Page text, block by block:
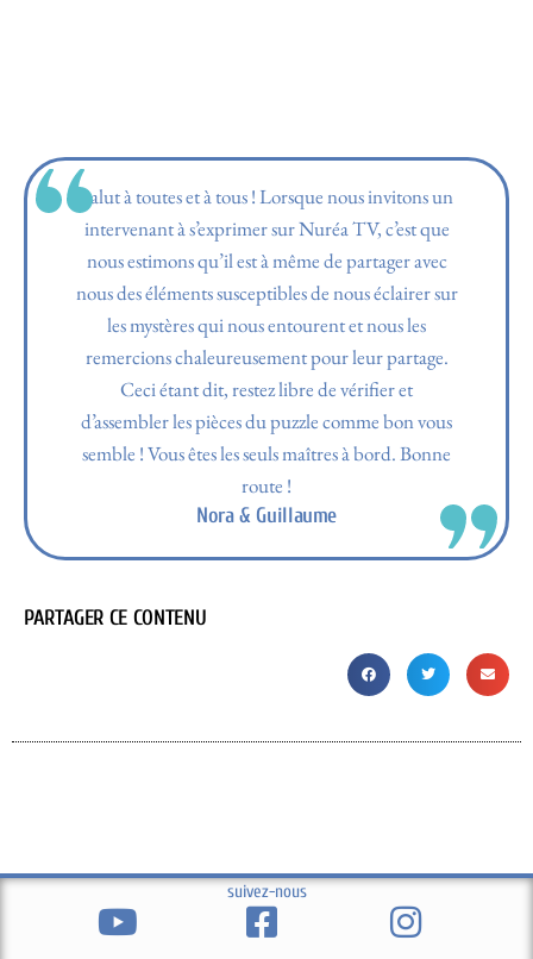
Salut à toutes et à tous ! Lorsque nous invitons un
intervenant à s’exprimer sur Nuréa TV, c’est que
nous estimons qu’il est à même de partager avec
nous des éléments susceptibles de nous éclairer sur
les mystères qui nous entourent et nous les
remercions chaleureusement pour leur partage.
Ceci étant dit, restez libre de vérifier et
d’assembler les pièces du puzzle comme bon vous
semble ! Vous êtes les seuls maîtres à bord. Bonne
route !
Nora & Guillaume
PARTAGER CE CONTENU
suivez-nous